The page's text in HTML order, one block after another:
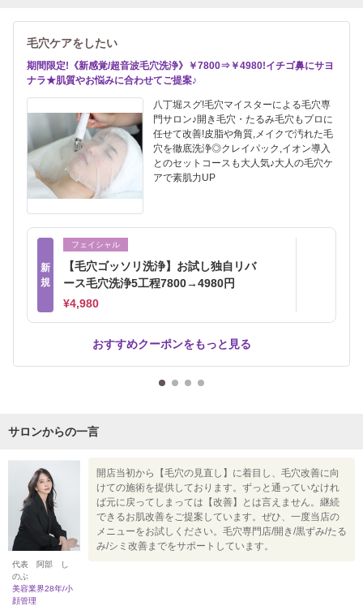
毛穴ケアをしたい
期間限定!《新感覚/超音波毛穴洗浄》￥7800⇒￥4980!イチゴ鼻にサヨ
ナラ★肌質やお悩みに合わせてご提案♪
八丁堀スグ!毛穴マイスターによる毛穴専
門サロン♪開き毛穴・たるみ毛穴もプロに
任せて改善!皮脂や角質,メイクで汚れた毛
穴を徹底洗浄◎クレイパック,イオン導入
とのセットコースも大人気♪大人の毛穴ケ
アで素肌力UP
新
規
フェイシャル
【毛穴ゴッソリ洗浄】お試し独自リバ
ース毛穴洗浄5工程7800→4980円
¥4,980
おすすめクーポンをもっと見る
サロンからの一言
代表 阿部 し
のぶ
美容業界28年/小
顔管理
開店当初から【毛穴の見直し】に着目し、毛穴改善に向
けての施術を提供しております。ずっと通っていなけれ
ば元に戻ってしまっては【改善】とは言えません。継続
できるお肌改善をご提案しています。ぜひ、一度当店の
メニューをお試しください。毛穴専門店/開き/黒ずみ/たる
み/シミ改善までをサポートしています。